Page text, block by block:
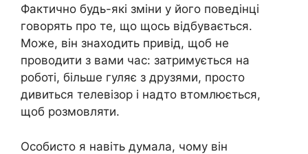
Фактично будь-які зміни у його поведінці
говорять про те, що щось відбувається.
Може, він знаходить привід, щоб не
проводити з вами час: затримується на
роботі, більше гуляє з друзями, просто
дивиться телевізор і надто втомлюється,
щоб розмовляти.
Особисто я навіть думала, чому він